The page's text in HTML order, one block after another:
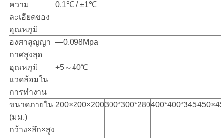
ความ
ละเอียดของ
อุณหภูมิ
0.1℃ / ±1℃
องศาสูญญา
กาศสูงสุด
—0.098Mpa
อุณหภูมิ
แวดล้อมใน
การทำงาน
+5～40℃
ขนาดภายใน
(มม.)
กว้าง×ลึก×สูง
200×200×200300*300*280400*400*345